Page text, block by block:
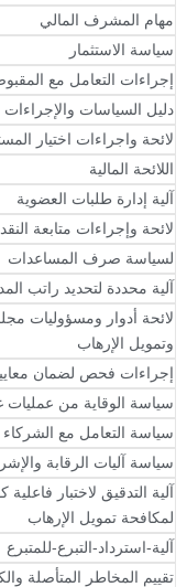
مهام المشرف المالي
سياسة الاستثمار
إجراءات التعامل مع
دليل السياسات والإجراءات
لائحة واجراءات اختيار
اللائحة المالية
آلية إدارة طلبات العضوية
لائحة وإجراءات متابعة النقد
لسياسة صرف المساعدات
آلية محددة لتحديد راتب
لائحة أدوار ومسؤوليات
وتمويل الإرهاب
إجراءات فحص لضمان معايير
سياسة الوقاية من عمليات
سياسة التعامل مع الشركاء
سياسة آليات الرقابة
آلية التدقيق لاختبار فاعلية
لمكافحة تمويل الإرهاب
آلية-استرداد-التبرع-للمتبرع
تقييم المخاطر المتأصلة